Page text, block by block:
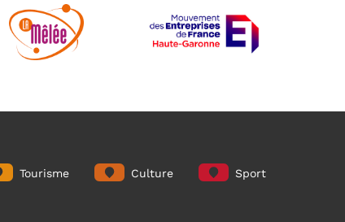
Tourisme Culture Sport